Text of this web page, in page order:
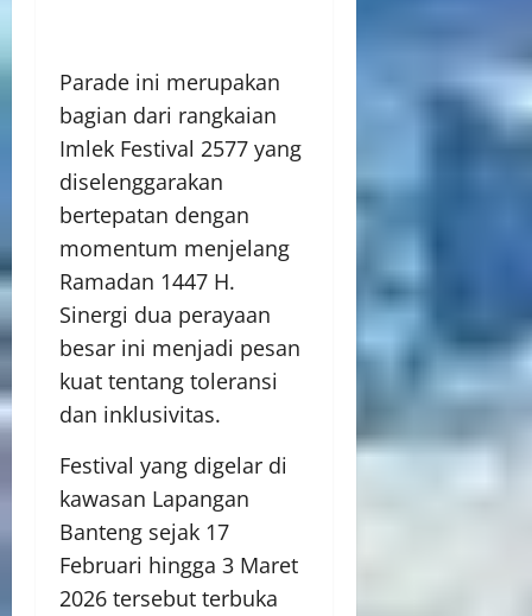
Parade ini merupakan
bagian dari rangkaian
Imlek Festival 2577 yang
diselenggarakan
bertepatan dengan
momentum menjelang
Ramadan 1447 H.
Sinergi dua perayaan
besar ini menjadi pesan
kuat tentang toleransi
dan inklusivitas.
Festival yang digelar di
kawasan Lapangan
Banteng sejak 17
Februari hingga 3 Maret
2026 tersebut terbuka